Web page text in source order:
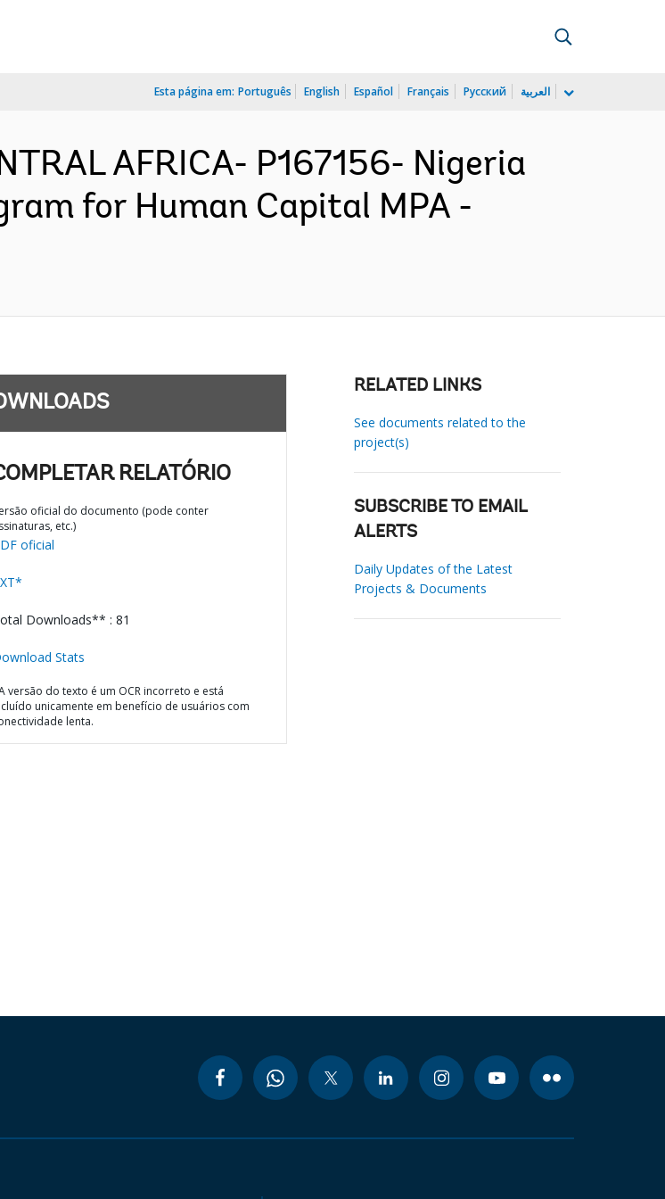
Esta página em: Português English Español Français Русский العربية
AFRICA- P167156- Nigeria
for Human Capital MPA -
RELATÓRIO
oficial do documento (pode conter
etc.)
oficial
Downloads** : 81
Stats
versão do texto é um OCR incorreto e está
unicamente em benefício de usuários com
lenta.
RELATED LINKS
See documents related to the
project(s)
SUBSCRIBE TO EMAIL
ALERTS
Daily Updates of the Latest
Projects & Documents